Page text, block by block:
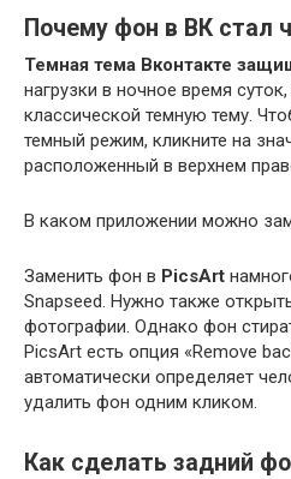
Почему фон в ВК стал
Темная тема Вконтакте
нагрузки в ночное время
классической темную тему.
темный режим, кликните на
расположенный в верхнем
В каком приложении можно
Заменить фон в PicsArt
Snapseed. Нужно также
фотографии. Однако фон
PicsArt есть опция «Remove
автоматически определяет
удалить фон одним кликом.
Как сделать задний